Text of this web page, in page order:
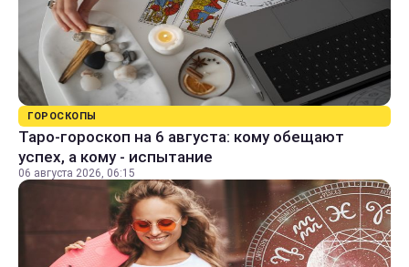
ГОРОСКОПЫ
Таро-гороскоп на 6 августа: кому обещают
успех, а кому - испытание
06 августа 2026, 06:15